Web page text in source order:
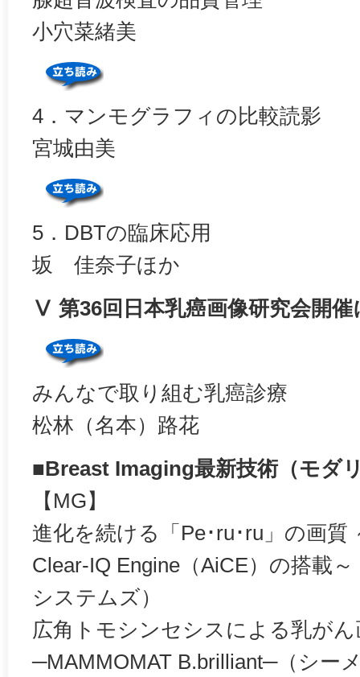
小穴菜緒美
4．マンモグラフィの比較読影
宮城由美
5．DBTの臨床応用
坂 佳奈子ほか
Ⅴ 第36回日本乳癌画像研究会開催
みんなで取り組む乳癌診療
松林（名本）路花
■Breast Imaging最新技術（モダ
【MG】
進化を続ける「Pe･ru･ru」の画質
Clear-IQ Engine（AiCE）の搭載
システムズ）
広角トモシンセシスによる乳が
─MAMMOMAT B.brilliant─（シー